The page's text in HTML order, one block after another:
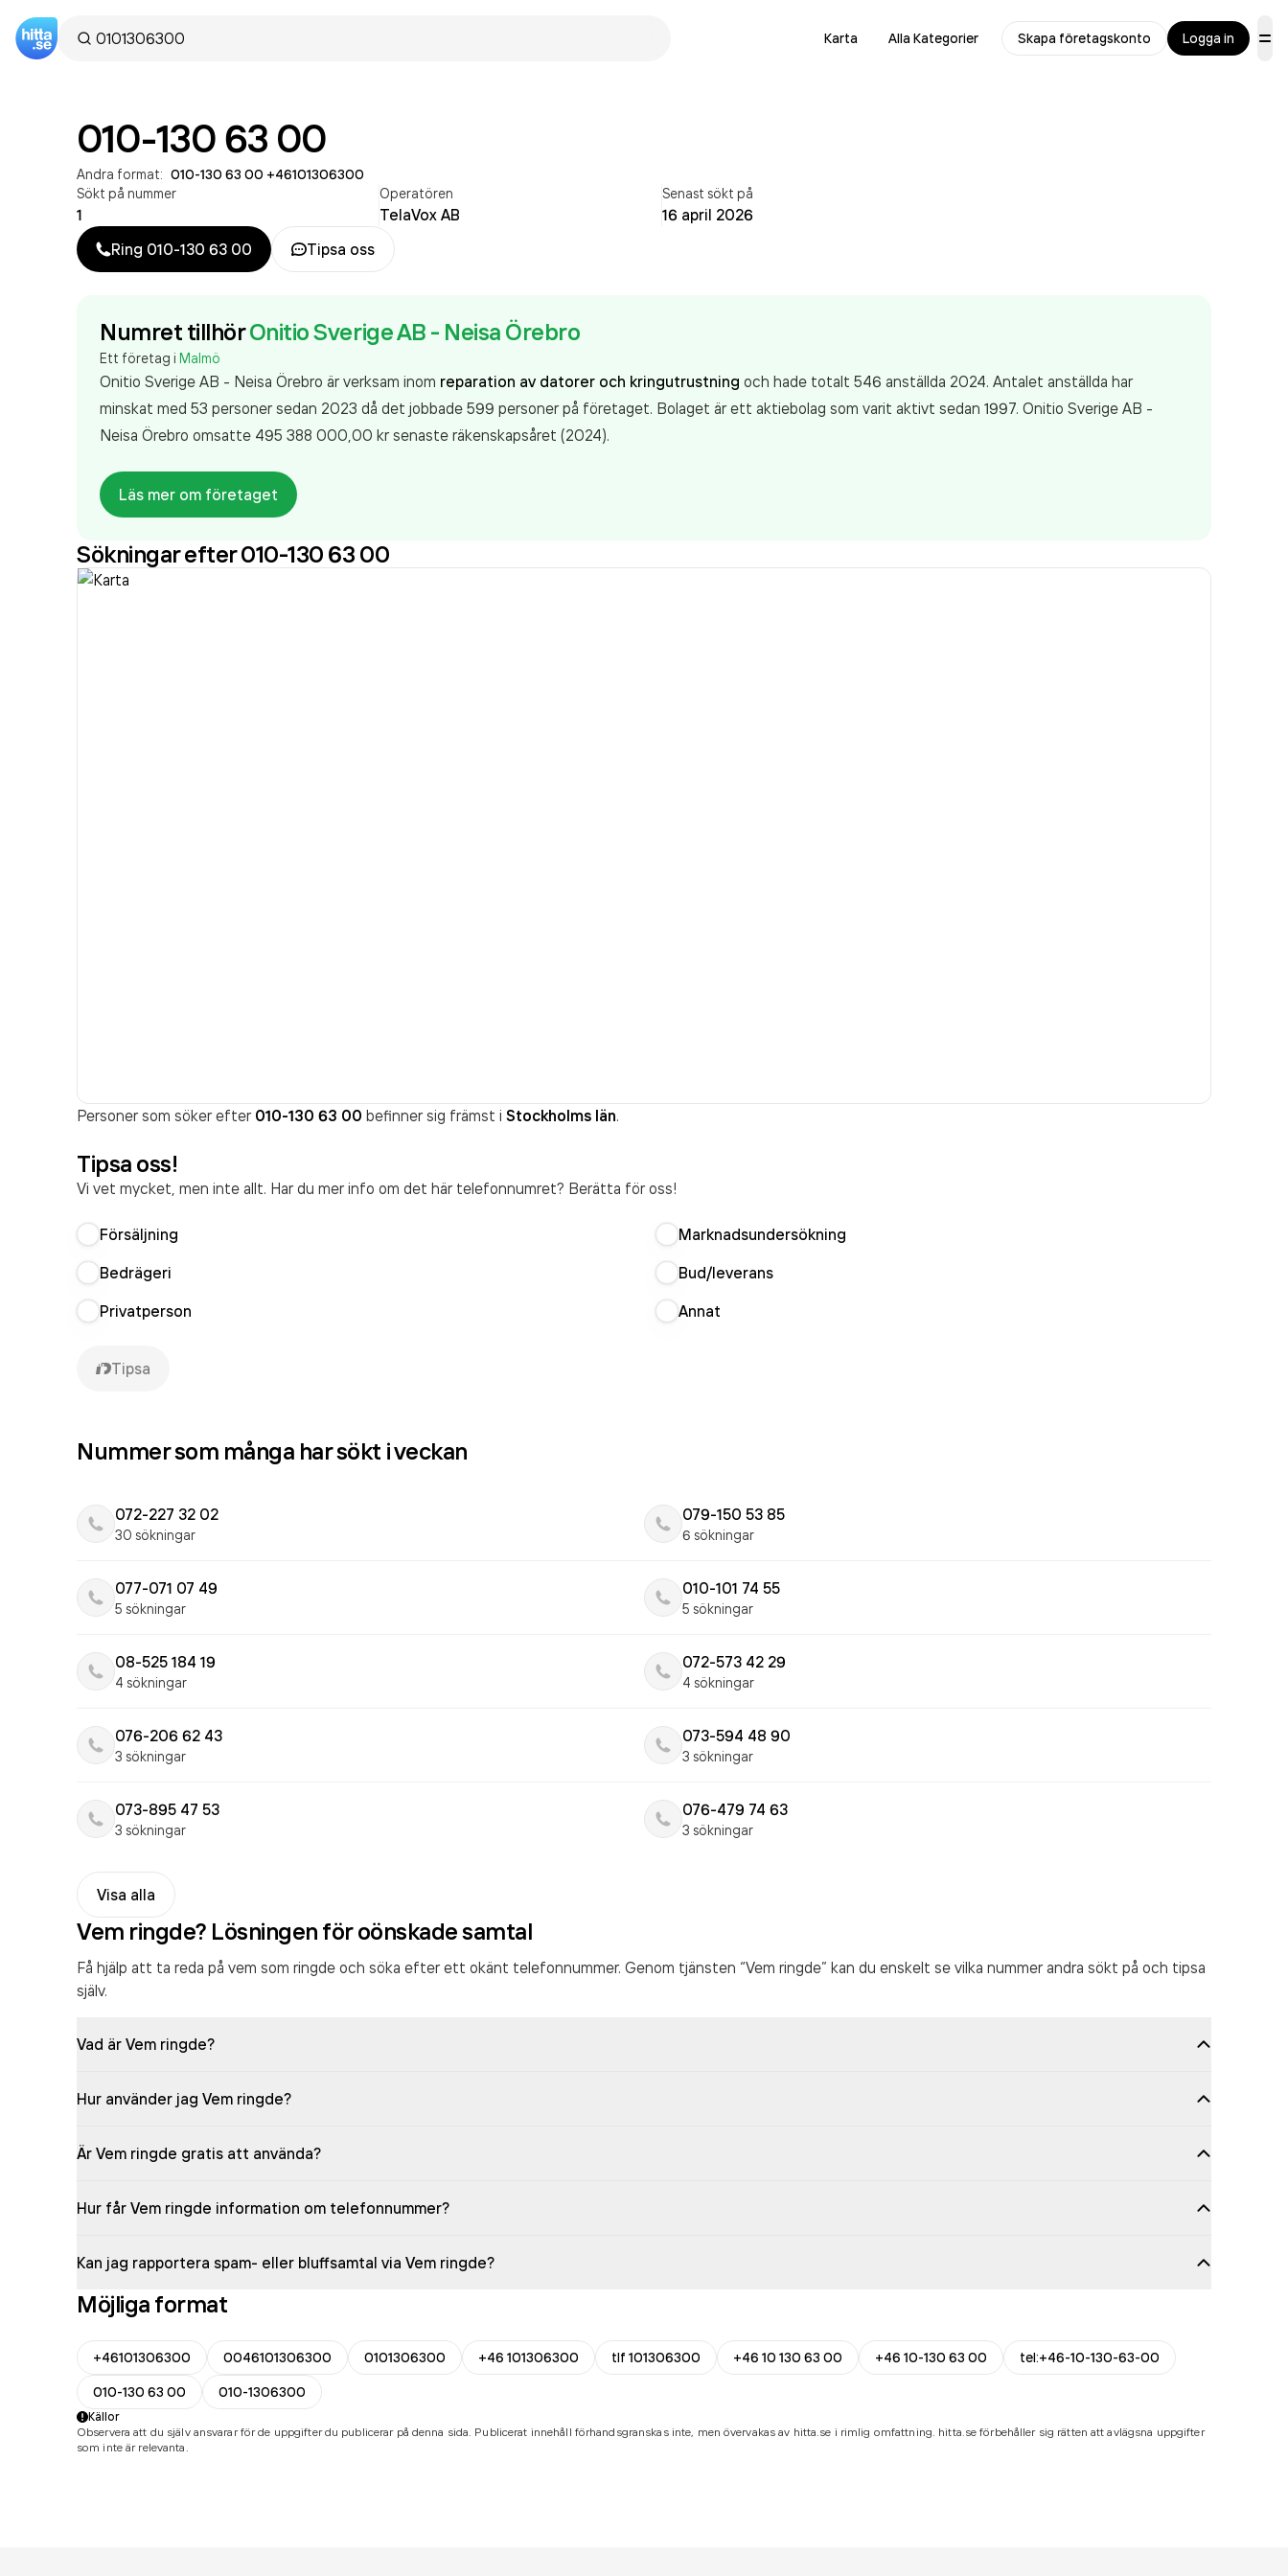
Karta Alla Kategorier Skapa företagskonto Logga in
010-130 63 00
Andra format: 010-130 63 00 +46101306300
Sökt på nummer
1
Operatören
TelaVox AB
Senast sökt på
16 april 2026
Ring 010-130 63 00 Tipsa oss
Numret tillhörOnitio Sverige AB - Neisa Örebro
Ett företag i Malmö
Onitio Sverige AB - Neisa Örebro är verksam inom reparation av datorer och kringutrustning och hade totalt 546 anställda 2024. Antalet anställda har
minskat med 53 personer sedan 2023 då det jobbade 599 personer på företaget. Bolaget är ett aktiebolag som varit aktivt sedan 1997. Onitio Sverige AB -
Neisa Örebro omsatte 495 388 000,00 krsenaste räkenskapsåret (2024).
Läs mer om företaget
Sökningar efter 010-130 63 00
Personer som söker efter 010-130 63 00 befinner sig främst i Stockholms län.
Tipsa oss!
Vi vet mycket, men inte allt. Har du mer info om det här telefonnumret? Berätta för oss!
Försäljning
Marknadsundersökning
Bedrägeri
Bud/leverans
Privatperson
Annat
Tipsa
Nummer som många har sökt i veckan
072-227 32 02
30 sökningar
079-150 53 85
6 sökningar
077-071 07 49
5 sökningar
010-101 74 55
5 sökningar
08-525 184 19
4 sökningar
072-573 42 29
4 sökningar
076-206 62 43
3 sökningar
073-594 48 90
3 sökningar
073-895 47 53
3 sökningar
076-479 74 63
3 sökningar
Visa alla
Vem ringde? Lösningen för oönskade samtal
Få hjälp att ta reda på vem som ringde och söka efter ett okänt telefonnummer. Genom tjänsten “Vem ringde” kan du enskelt se vilka nummer andra sökt på och tipsa
själv.
Vad är Vem ringde?
Hur använder jag Vem ringde?
Är Vem ringde gratis att använda?
Hur får Vem ringde information om telefonnummer?
Kan jag rapportera spam- eller bluffsamtal via Vem ringde?
Möjliga format
+46101306300 0046101306300 0101306300 +46 101306300 tlf 101306300 +46 10 130 63 00 +46 10-130 63 00
tel:+46-10-130-63-00
010-130 63 00
010-1306300
Källor
Observera att du själv ansvarar för de uppgifter du publicerar på denna sida. Publicerat innehåll förhandsgranskas inte, men övervakas av hitta.se i rimlig omfattning. hitta.se förbehåller sig rätten att avlägsna uppgifter
som inte är relevanta.